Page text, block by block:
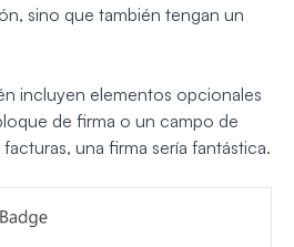
sino que también tengan un
incluyen elementos opcionales
de firma o un campo de
una firma sería fantástica.